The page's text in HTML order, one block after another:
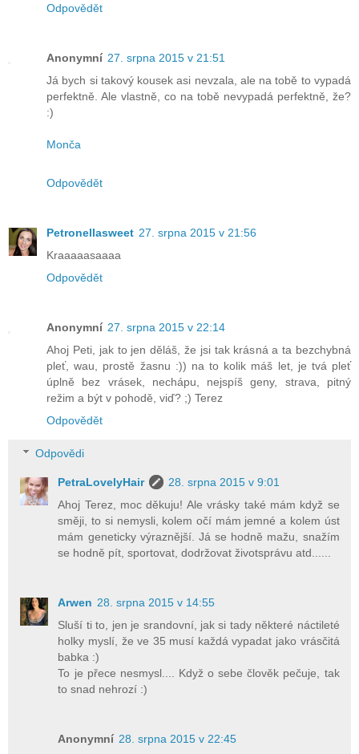
Odpovědět
Anonymní 27. srpna 2015 v 21:51
Já bych si takový kousek asi nevzala, ale na tobě to vypadá
perfektně. Ale vlastně, co na tobě nevypadá perfektně, že?
:)
Monča
Odpovědět
Petronellasweet 27. srpna 2015 v 21:56
Kraaaaasaaaa
Odpovědět
Anonymní 27. srpna 2015 v 22:14
Ahoj Peti, jak to jen děláš, že jsi tak krásná a ta bezchybná
pleť, wau, prostě žasnu :)) na to kolik máš let, je tvá pleť
úplně bez vrásek, nechápu, nejspíš geny, strava, pitný
režim a být v pohodě, viď? ;) Terez
Odpovědět
Odpovědi
PetraLovelyHair
28. srpna 2015 v 9:01
Ahoj Terez, moc děkuju! Ale vrásky také mám když se
směji, to si nemysli, kolem očí mám jemné a kolem úst
mám geneticky výraznější. Já se hodně mažu, snažím
se hodně pít, sportovat, dodržovat životsprávu atd......
Arwen 28. srpna 2015 v 14:55
Sluší ti to, jen je srandovní, jak si tady některé náctileté
holky myslí, že ve 35 musí každá vypadat jako vrásčitá
babka :)
To je přece nesmysl.... Když o sebe člověk pečuje, tak
to snad nehrozí :)
Anonymní 28. srpna 2015 v 22:45